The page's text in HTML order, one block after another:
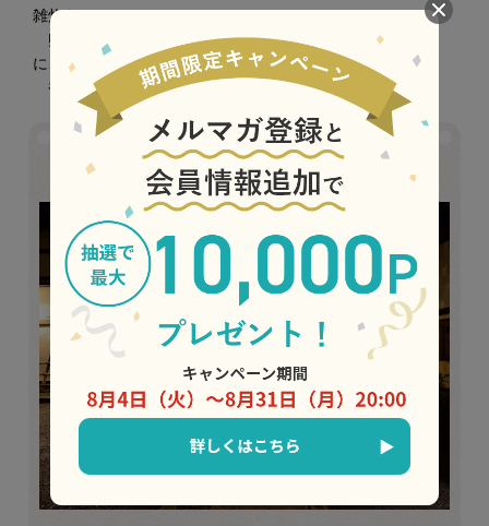
雑炊を。
卵をとじればとろりと優しく、あおさの磯の香りととも
に、最後の一口まで心ほどける味わいです。
香りと旨みが重なる贅沢出汁しゃぶをお愉しみください。